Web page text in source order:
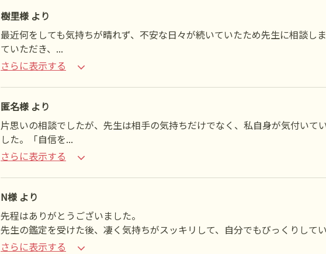
樹里様 より
最近何をしても気持ちが晴れず、不安な日々が続いていたため先生に相談し
ていただき、 ...
さらに表示する
匿名様 より
片思いの相談でしたが、先生は相手の気持ちだけでなく、私自身が気付いて
した。「自信を...
さらに表示する
N様 より
先程はありがとうございました。
先生の鑑定を受けた後、凄く気持ちがスッキリして、自分でもびっくりして
さらに表示する